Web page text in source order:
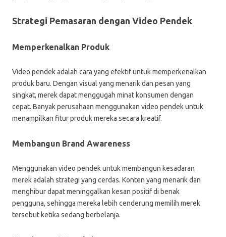
Strategi Pemasaran dengan Video Pendek
Memperkenalkan Produk
Video pendek adalah cara yang efektif untuk memperkenalkan
produk baru. Dengan visual yang menarik dan pesan yang
singkat, merek dapat menggugah minat konsumen dengan
cepat. Banyak perusahaan menggunakan video pendek untuk
menampilkan fitur produk mereka secara kreatif.
Membangun Brand Awareness
Menggunakan video pendek untuk membangun kesadaran
merek adalah strategi yang cerdas. Konten yang menarik dan
menghibur dapat meninggalkan kesan positif di benak
pengguna, sehingga mereka lebih cenderung memilih merek
tersebut ketika sedang berbelanja.